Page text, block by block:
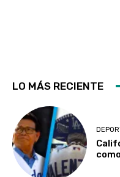
LO MÁS RECIENTE